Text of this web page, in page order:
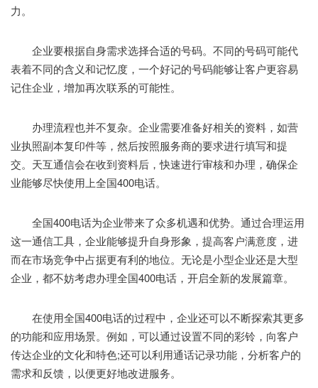
力。
企业要根据自身需求选择合适的号码。不同的号码可能代
表着不同的含义和记忆度，一个好记的号码能够让客户更容易
记住企业，增加再次联系的可能性。
办理流程也并不复杂。企业需要准备好相关的资料，如营
业执照副本复印件等，然后按照服务商的要求进行填写和提
交。天互通信会在收到资料后，快速进行审核和办理，确保企
业能够尽快使用上全国400电话。
全国400电话为企业带来了众多机遇和优势。通过合理运用
这一通信工具，企业能够提升自身形象，提高客户满意度，进
而在市场竞争中占据更有利的地位。无论是小型企业还是大型
企业，都不妨考虑办理全国400电话，开启全新的发展篇章。
在使用全国400电话的过程中，企业还可以不断探索其更多
的功能和应用场景。例如，可以通过设置不同的彩铃，向客户
传达企业的文化和特色;还可以利用通话记录功能，分析客户的
需求和反馈，以便更好地改进服务。